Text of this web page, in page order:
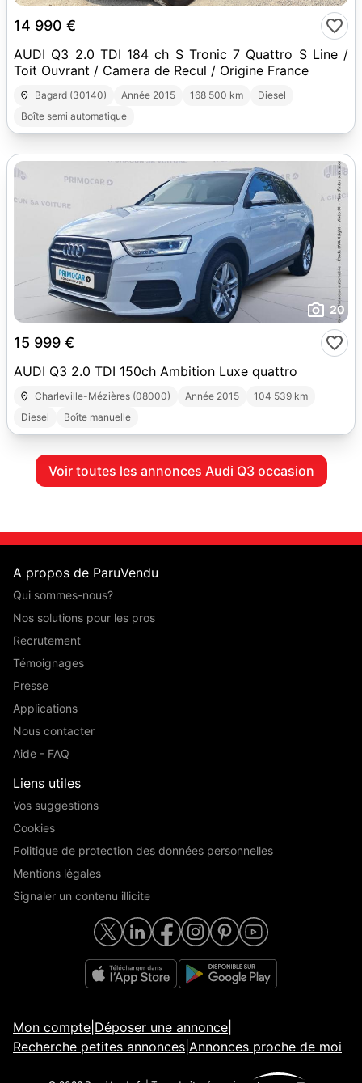
14 990 €
AUDI Q3 2.0 TDI 184 ch S Tronic 7 Quattro S Line /
Toit Ouvrant / Camera de Recul / Origine France
Bagard (30140) Année 2015 168 500 km
Diesel
Boîte semi automatique
20
15 999 €
AUDI Q3 2.0 TDI 150ch Ambition Luxe quattro
Charleville-Mézières (08000) Année 2015
104 539 km
Diesel
Boîte manuelle
Voir toutes les annonces Audi Q3 occasion
A propos de ParuVendu
Qui sommes-nous?
Nos solutions pour les pros
Recrutement
Témoignages
Presse
Applications
Nous contacter
Aide - FAQ
Liens utiles
Vos suggestions
Cookies
Politique de protection des données personnelles
Mentions légales
Signaler un contenu illicite
Mon compte Déposer une annonce
Recherche petites annonces Annonces proche de moi